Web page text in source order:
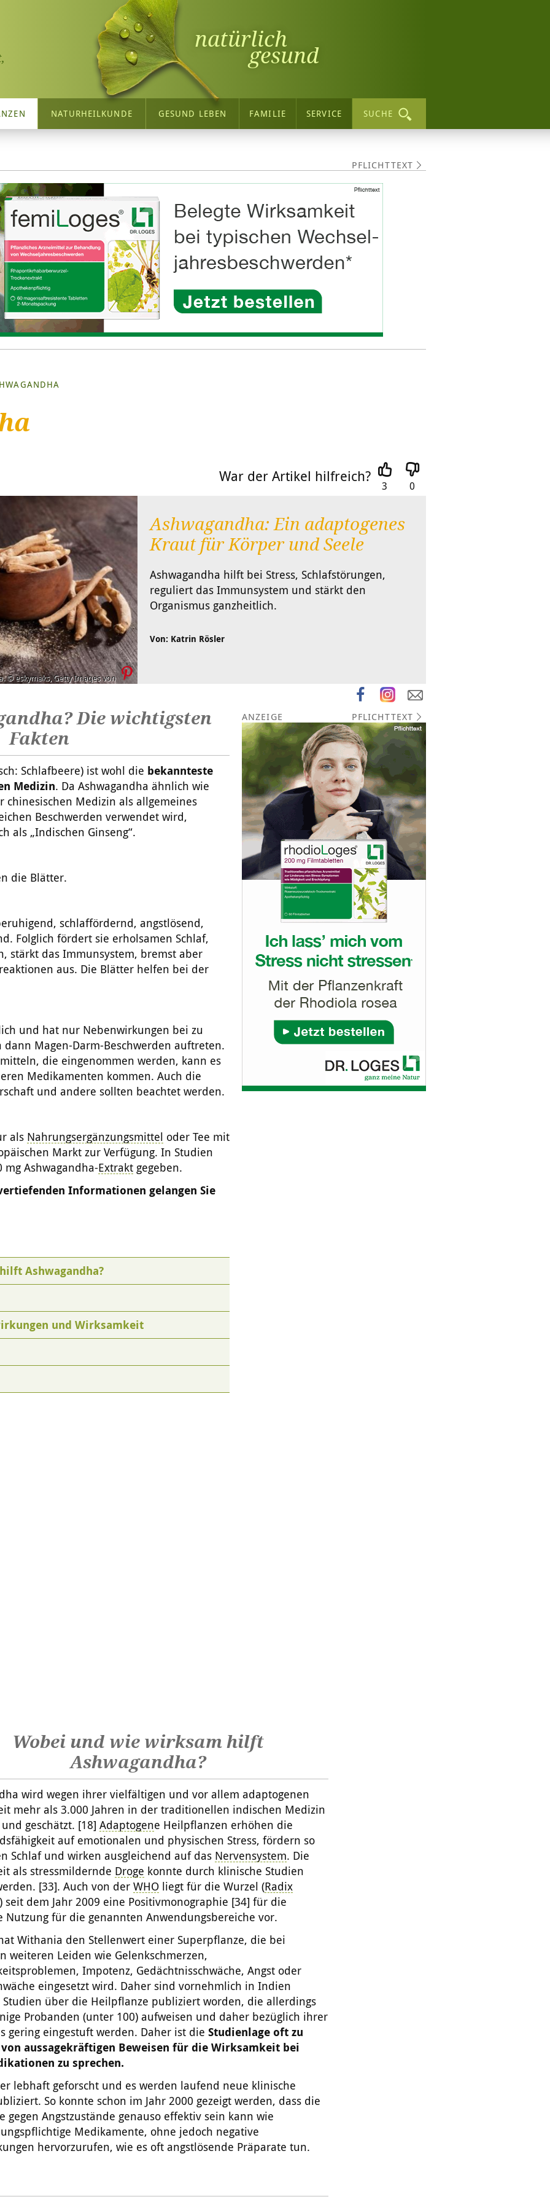
natürlich
gesund
NATURHEILKUNDE GESUND LEBEN FAMILIE SERVICE SUCHE
PFLICHTTEXT
War der Artikel hilfreich?
3 0
© eskymaks, Getty Imaqes von
Ashwagandha: Ein adaptogenes
Kraut für Körper und Seele
Ashwagandha hilft bei Stress, Schlafstörungen,
reguliert das Immunsystem und stärkt den
Organismus ganzheitlich.
Von: Katrin Rösler
Die wichtigsten
Fakten
Schlafbeere) ist wohl die bekannteste
Medizin. Da Ashwagandha ähnlich wie
chinesischen Medizin als allgemeines
Beschwerden verwendet wird,
als „Indischen Ginseng“.
die Blätter.
schlaffördernd, angstlösend,
Folglich fördert sie erholsamen Schlaf,
stärkt das Immunsystem, bremst aber
aus. Die Blätter helfen bei der
und hat nur Nebenwirkungen bei zu
dann Magen-Darm-Beschwerden auftreten.
die eingenommen werden, kann es
Medikamenten kommen. Auch die
und andere sollten beachtet werden.
als Nahrungsergänzungsmittel oder Tee mit
Markt zur Verfügung. In Studien
mg Ashwagandha-Extrakt gegeben.
Informationen gelangen Sie
Ashwagandha?
und Wirksamkeit
Wobei und wie wirksam hilft
Ashwagandha?
wird wegen ihrer vielfältigen und vor allem adaptogenen
mehr als 3.000 Jahren in der traditionellen indischen Medizin
geschätzt. [18]Adaptogene Heilpflanzen erhöhen die
auf emotionalen und physischen Stress, fördern so
Schlaf und wirken ausgleichend auf das Nervensystem. Die
als stressmildernde Droge konnte durch klinische Studien
[33]. Auch von derWHO liegt für die Wurzel (Radix
seit dem Jahr 2009 eine Positivmonographie [34] für die
Nutzung für die genannten Anwendungsbereiche vor.
Withania den Stellenwert einer Superpflanze, die bei
weiteren Leiden wie Gelenkschmerzen,
Impotenz, Gedächtnisschwäche, Angst oder
eingesetzt wird. Daher sind vornehmlich in Indien
Studien über die Heilpflanze publiziert worden, die allerdings
Probanden (unter 100) aufweisen und daher bezüglich ihrer
gering eingestuft werden. Daher ist dieStudienlage oft zu
aussagekräftigen Beweisen für die Wirksamkeit bei
zu sprechen.
lebhaft geforscht und es werden laufend neue klinische
So konnte schon im Jahr 2000 gezeigt werden, dass die
gegen Angstzustände genauso effektiv sein kann wie
Medikamente, ohne jedoch negative
hervorzurufen, wie es oft angstlösende Präparate tun.
PFLICHTTEXT